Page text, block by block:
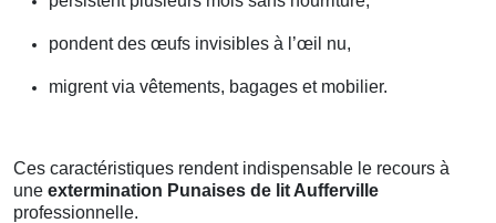
pondent des œufs invisibles à l’œil nu,
migrent via vêtements, bagages et mobilier.
Ces caractéristiques rendent indispensable le recours à
une extermination Punaises de lit Aufferville
professionnelle.